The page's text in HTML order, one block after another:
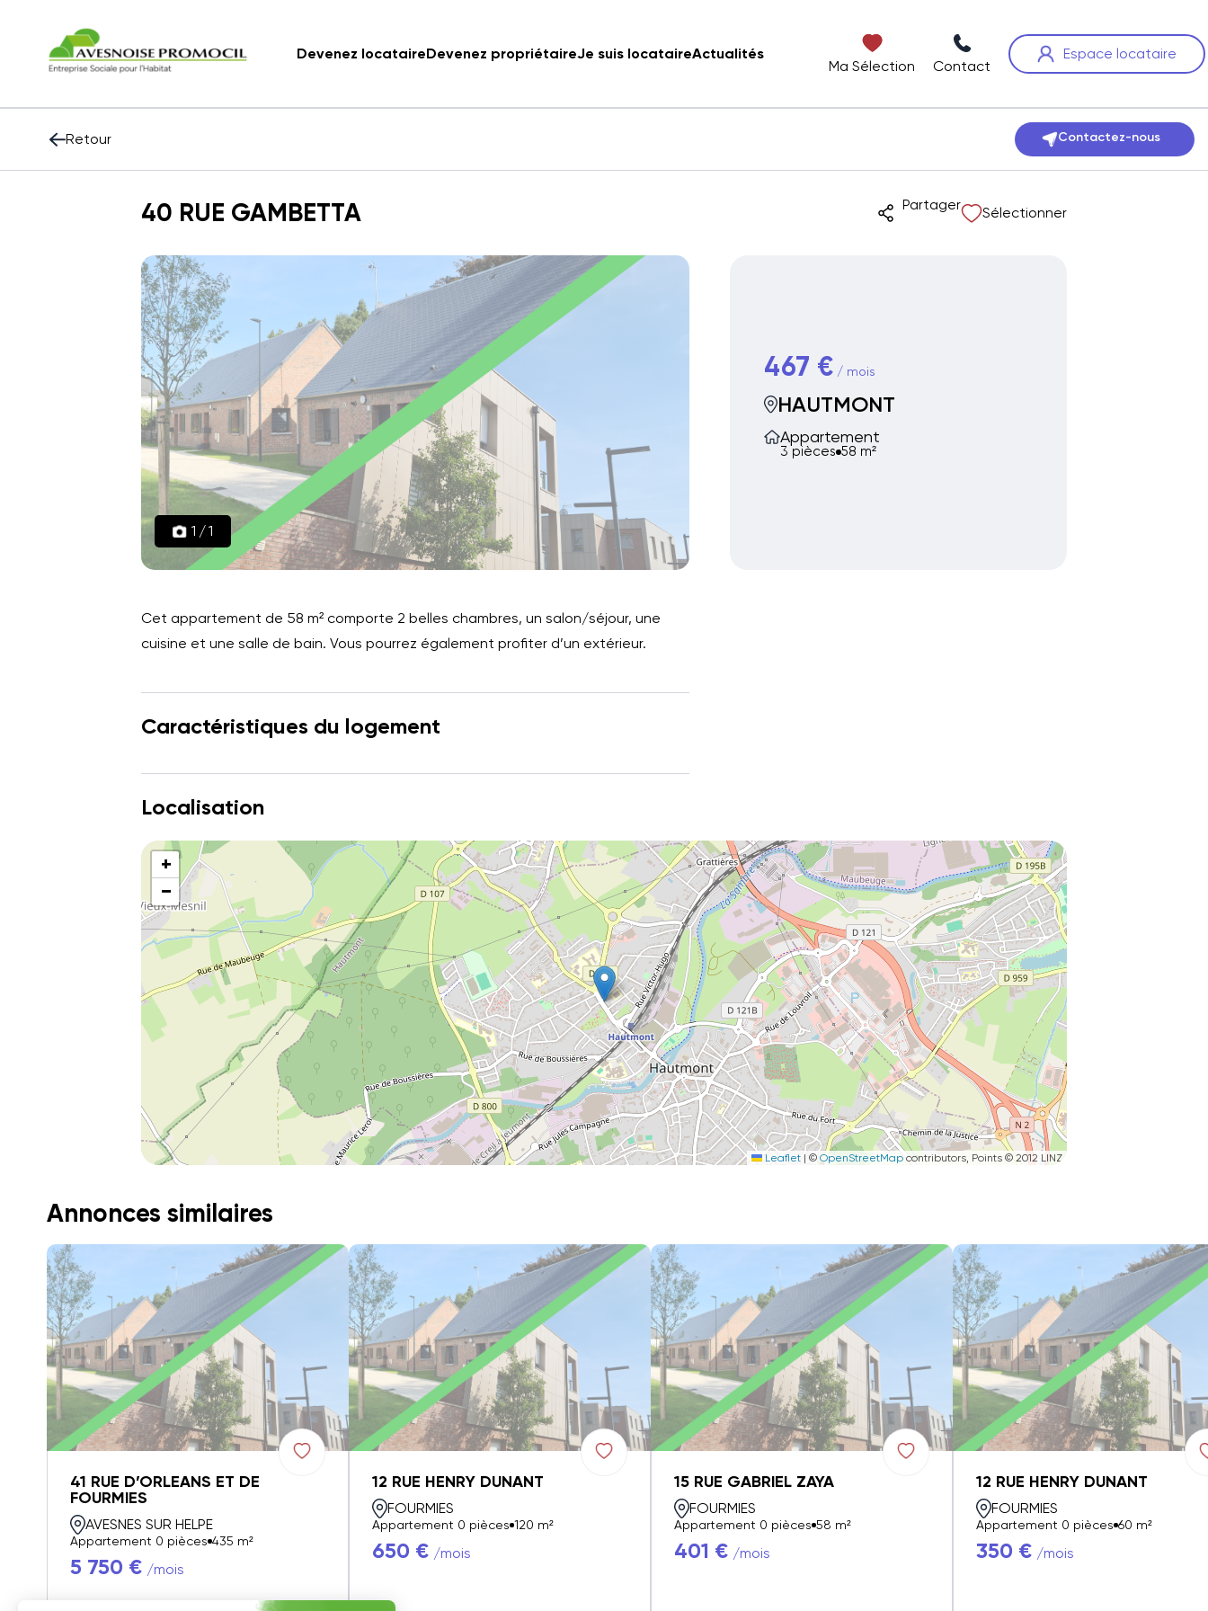
Devenez locataireDevenez propriétaireJe suis locataireActualités
Ma Sélection Contact
Espace locataire
Retour Contactez-nous
40 RUE GAMBETTA Partager Sélectionner
1 /1
467 €/ mois
HAUTMONT
Appartement
3 pièces 58 m²
Cet appartement de 58 m² comporte 2 belles chambres, un salon/séjour, une
cuisine et une salle de bain. Vous pourrez également profiter d’un extérieur.
Caractéristiques du logement
Localisation
+
−
Leaflet | © OpenStreetMap contributors, Points © 2012 LINZ
Annonces similaires
41 RUE D’ORLEANS ET DE
FOURMIES
AVESNES SUR HELPE
Appartement 0 pièces 435 m²
5 750 € /mois
12 RUE HENRY DUNANT
FOURMIES
Appartement 0 pièces 120 m²
650 € /mois
15 RUE GABRIEL ZAYA
FOURMIES
Appartement 0 pièces 58 m²
401 € /mois
12 RUE HENRY DUNANT
FOURMIES
Appartement 0 pièces 60 m²
350 € /mois